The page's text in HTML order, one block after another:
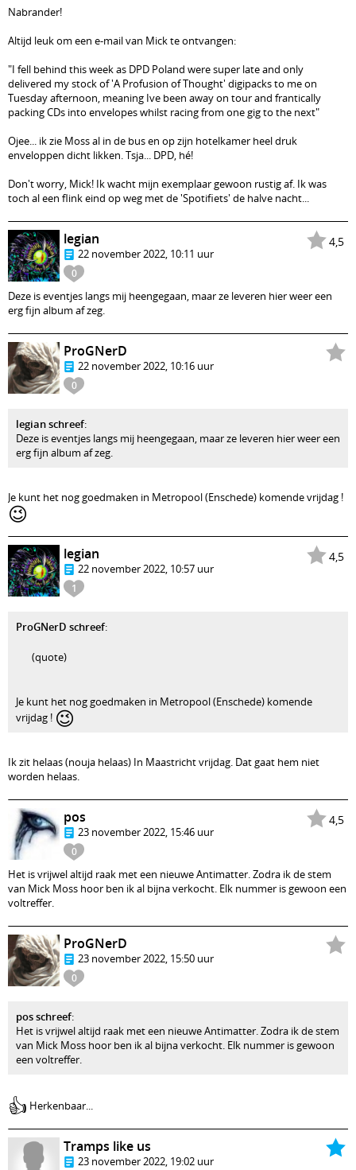
Nabrander!
Altijd leuk om een e-mail van Mick te ontvangen:
"I fell behind this week as DPD Poland were super late and only
delivered my stock of 'A Profusion of Thought' digipacks to me on
Tuesday afternoon, meaning Ive been away on tour and frantically
packing CDs into envelopes whilst racing from one gig to the next"
Ojee... ik zie Moss al in de bus en op zijn hotelkamer heel druk
enveloppen dicht likken. Tsja... DPD, hé!
Don't worry, Mick! Ik wacht mijn exemplaar gewoon rustig af. Ik was
toch al een flink eind op weg met de 'Spotifiets' de halve nacht...
4,5
0
legian
22 november 2022, 10:11 uur
Deze is eventjes langs mij heengegaan, maar ze leveren hier weer een
erg fijn album af zeg.
0
ProGNerD
22 november 2022, 10:16 uur
legian schreef:
Deze is eventjes langs mij heengegaan, maar ze leveren hier weer een
erg fijn album af zeg.
Je kunt het nog goedmaken in Metropool (Enschede) komende vrijdag !
😉
4,5
1
legian
22 november 2022, 10:57 uur
ProGNerD schreef:
(quote)
Je kunt het nog goedmaken in Metropool (Enschede) komende
vrijdag ! 😉
Ik zit helaas (nouja helaas) In Maastricht vrijdag. Dat gaat hem niet
worden helaas.
4,5
0
pos
23 november 2022, 15:46 uur
Het is vrijwel altijd raak met een nieuwe Antimatter. Zodra ik de stem
van Mick Moss hoor ben ik al bijna verkocht. Elk nummer is gewoon een
voltreffer.
0
ProGNerD
23 november 2022, 15:50 uur
pos schreef:
Het is vrijwel altijd raak met een nieuwe Antimatter. Zodra ik de stem
van Mick Moss hoor ben ik al bijna verkocht. Elk nummer is gewoon
een voltreffer.
👍 Herkenbaar...
Tramps like us
23 november 2022, 19:02 uur